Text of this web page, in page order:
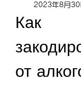
2023年8月30
Как
от